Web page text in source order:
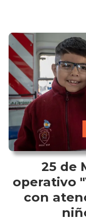
25 de
operativo
con